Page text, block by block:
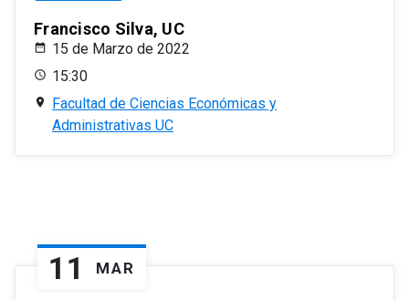
Francisco Silva, UC
15 de Marzo de 2022
15:30
Facultad de Ciencias Económicas y
Administrativas UC
11 MAR